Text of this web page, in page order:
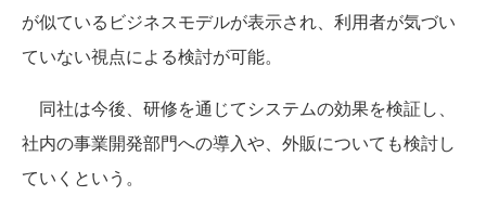
が似ているビジネスモデルが表示され、利用者が気づい
ていない視点による検討が可能。
同社は今後、研修を通じてシステムの効果を検証し、
社内の事業開発部門への導入や、外販についても検討し
ていくという。